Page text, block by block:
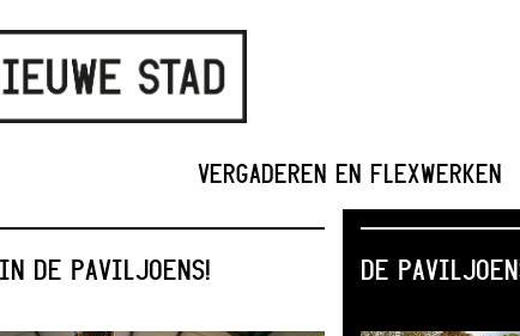
VERGADEREN EN FLEXWERKEN
DE PAVILJOENS! DE